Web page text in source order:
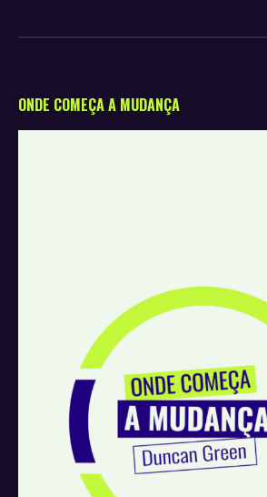
ONDE COMEÇA A MUDANÇA